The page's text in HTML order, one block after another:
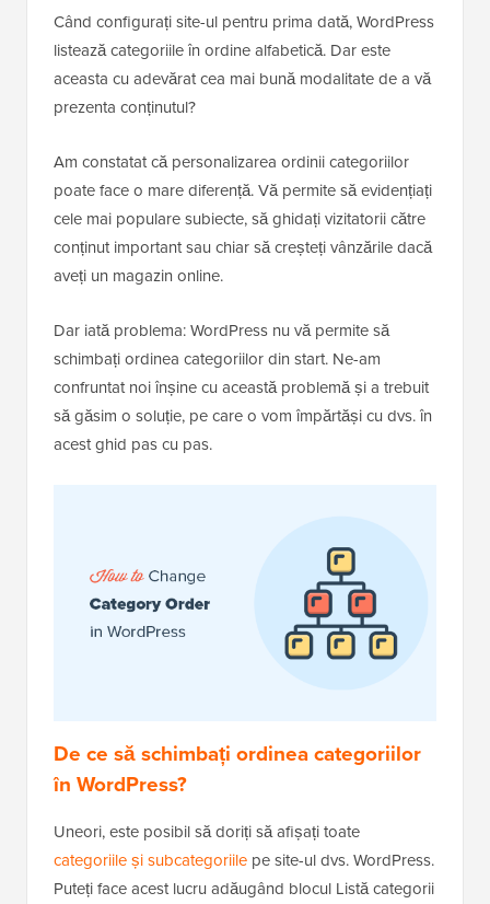
Când configurați site-ul pentru prima dată, WordPress
listează categoriile în ordine alfabetică. Dar este
aceasta cu adevărat cea mai bună modalitate de a vă
prezenta conținutul?
Am constatat că personalizarea ordinii categoriilor
poate face o mare diferență. Vă permite să evidențiați
cele mai populare subiecte, să ghidați vizitatorii către
conținut important sau chiar să creșteți vânzările dacă
aveți un magazin online.
Dar iată problema: WordPress nu vă permite să
schimbați ordinea categoriilor din start. Ne-am
confruntat noi înșine cu această problemă și a trebuit
să găsim o soluție, pe care o vom împărtăși cu dvs. în
acest ghid pas cu pas.
De ce să schimbați ordinea categoriilor
în WordPress?
Uneori, este posibil să doriți să afișați toate
categoriile și subcategoriile pe site-ul dvs. WordPress.
Puteți face acest lucru adăugând blocul Listă categorii